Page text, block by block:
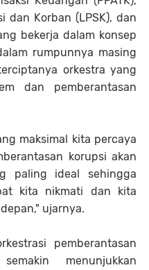
dan Korban (LPSK), dan
bekerja dalam konsep
rumpunnya masing
orkestra yang
dan pemberantasan
maksimal kita percaya
korupsi akan
paling ideal sehingga
kita nikmati dan kita
ujarnya.
pemberantasan
menunjukkan